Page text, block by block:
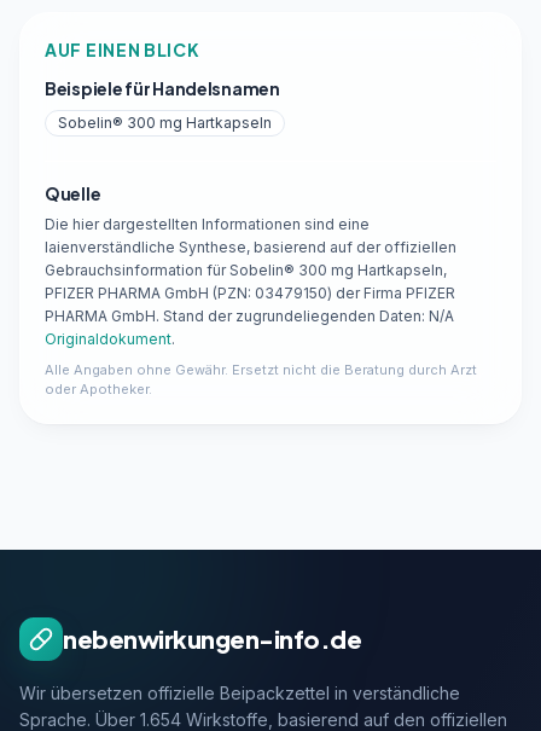
AUF EINEN BLICK
Beispiele für Handelsnamen
Sobelin® 300 mg Hartkapseln
Quelle
Die hier dargestellten Informationen sind eine
laienverständliche Synthese, basierend auf der offiziellen
Gebrauchsinformation für Sobelin® 300 mg Hartkapseln,
PFIZER PHARMA GmbH (PZN: 03479150) der Firma PFIZER
PHARMA GmbH. Stand der zugrundeliegenden Daten: N/A
Originaldokument.
Alle Angaben ohne Gewähr. Ersetzt nicht die Beratung durch Arzt
oder Apotheker.
nebenwirkungen-info.de
Wir übersetzen offizielle Beipackzettel in verständliche
Sprache. Über 1.654 Wirkstoffe, basierend auf den offiziellen